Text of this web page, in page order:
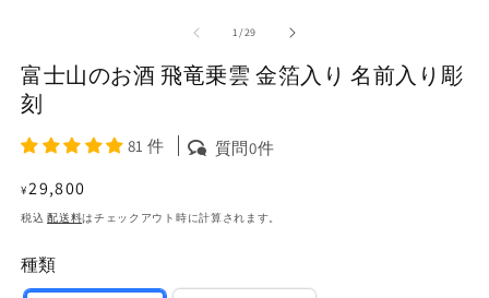
で
メ
デ
ィ
ア
を
開
1/の
29
富士山のお酒 飛竜乗雲 金箔入り 名前入り彫
刻
81 件 質問0件
通
常
格
¥29,800
税込配送料はチェックアウト時に計算されます。
種類